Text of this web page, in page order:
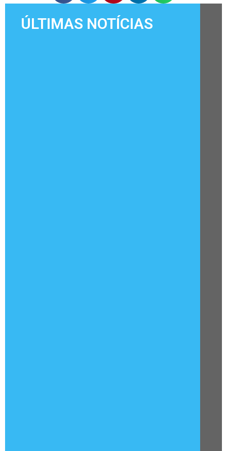
ÚLTIMAS NOTÍCIAS